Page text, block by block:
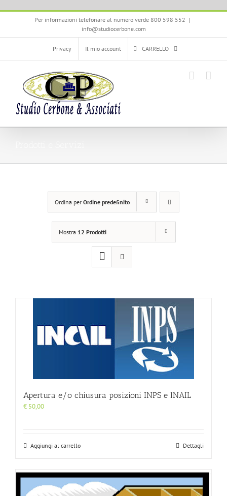
Salta
Per informazioni telefonare al numero verde 800 598 552 |
info@studiocerbone.com
Privacy Il mio account CARRELLO
Ordina per Ordine predefinito
Mostra 12 Prodotti
Apertura e/o chiusura posizioni INPS e INAIL
€ 50,00
Aggiungi al carrello Dettagli